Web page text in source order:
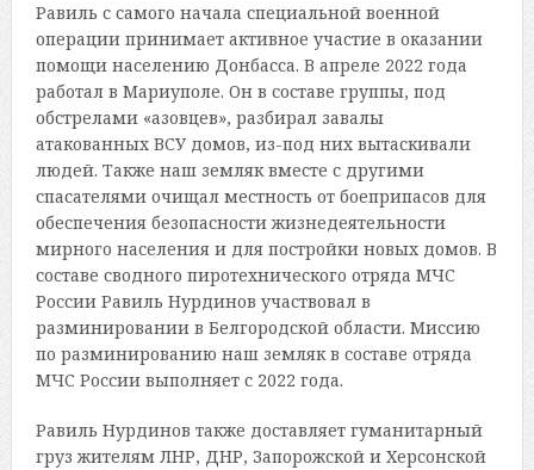
Равиль с самого начала специальной военной
операции принимает активное участие в оказании
помощи населению Донбасса. В апреле 2022 года
работал в Мариуполе. Он в составе группы, под
обстрелами «азовцев», разбирал завалы
атакованных ВСУ домов, из-под них вытаскивали
людей. Также наш земляк вместе с другими
спасателями очищал местность от боеприпасов для
обеспечения безопасности жизнедеятельности
мирного населения и для постройки новых домов. В
составе сводного пиротехнического отряда МЧС
России Равиль Нурдинов участвовал в
разминировании в Белгородской области. Миссию
по разминированию наш земляк в составе отряда
МЧС России выполняет с 2022 года.
Равиль Нурдинов также доставляет гуманитарный
груз жителям ЛНР, ДНР, Запорожской и Херсонской